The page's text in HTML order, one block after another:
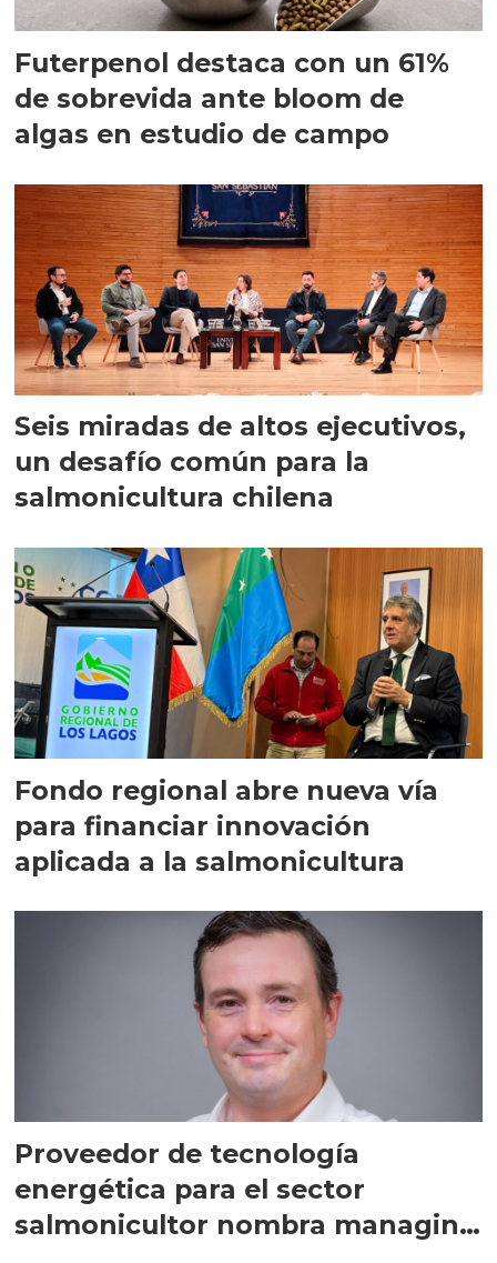
Futerpenol destaca con un 61%
de sobrevida ante bloom de
algas en estudio de campo
Seis miradas de altos ejecutivos,
un desafío común para la
salmonicultura chilena
Fondo regional abre nueva vía
para financiar innovación
aplicada a la salmonicultura
Proveedor de tecnología
energética para el sector
salmonicultor nombra managing